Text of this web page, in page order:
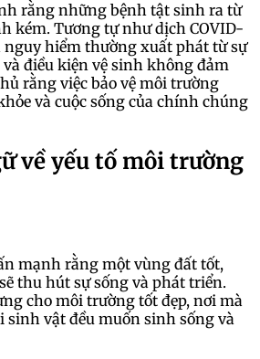
rằng những bệnh tật sinh ra từ
kém. Tương tự như dịch COVID-
nguy hiểm thường xuất phát từ sự
điều kiện vệ sinh không đảm
rằng việc bảo vệ môi trường
và cuộc sống của chính chúng
về yếu tố môi trường
mạnh rằng một vùng đất tốt,
thu hút sự sống và phát triển.
cho môi trường tốt đẹp, nơi mà
sinh vật đều muốn sinh sống và